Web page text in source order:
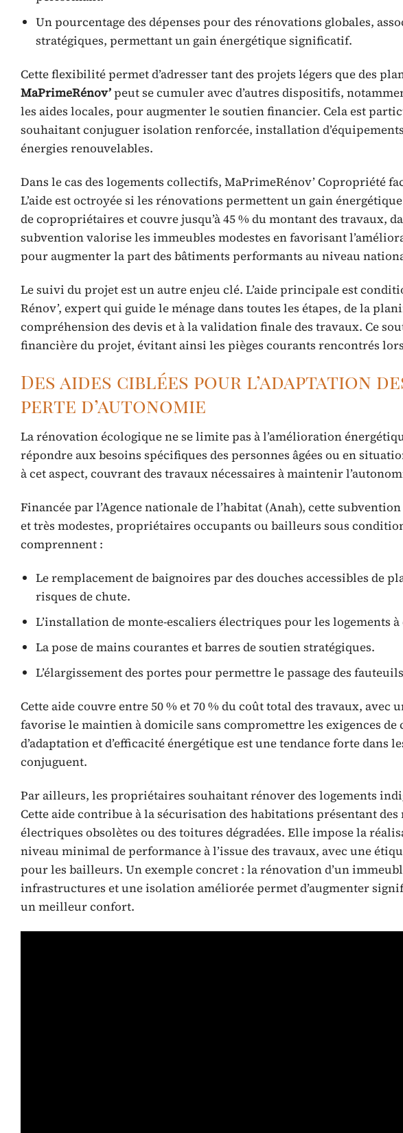
Un pourcentage des dépenses pour des rénovations globales,
stratégiques, permettant un gain énergétique significatif.
Cette flexibilité permet d’adresser tant des projets légers que des
MaPrimeRénov’peut se cumuler avec d’autres dispositifs,
les aides locales, pour augmenter le soutien financier. Cela est
souhaitant conjuguer isolation renforcée, installation
énergies renouvelables.
Dans le cas des logements collectifs, MaPrimeRénov’ Copropriété
L’aide est octroyée si les rénovations permettent un gain
de copropriétaires et couvre jusqu’à 45 % du montant des travaux,
subvention valorise les immeubles modestes en favorisant
pour augmenter la part des bâtiments performants au niveau
Le suivi du projet est un autre enjeu clé. L’aide principale est
Rénov’, expert qui guide le ménage dans toutes les étapes, de la
compréhension des devis et à la validation finale des travaux. Ce
financière du projet, évitant ainsi les pièges courants rencontrés
Des aides ciblées pour l’adaptation
perte d’autonomie
La rénovation écologique ne se limite pas à l’amélioration
répondre aux besoins spécifiques des personnes âgées ou en
à cet aspect, couvrant des travaux nécessaires à maintenir
Financée par l’Agence nationale de l’habitat (Anah), cette
et très modestes, propriétaires occupants ou bailleurs sous
comprennent :
Le remplacement de baignoires par des douches accessibles de
risques de chute.
L’installation de monte-escaliers électriques pour les logements à
La pose de mains courantes et barres de soutien stratégiques.
L’élargissement des portes pour permettre le passage des
Cette aide couvre entre 50 % et 70 % du coût total des travaux,
favorise le maintien à domicile sans compromettre les exigences
d’adaptation et d’efficacité énergétique est une tendance forte dans
conjuguent.
Par ailleurs, les propriétaires souhaitant rénover des logements
Cette aide contribue à la sécurisation des habitations présentant
électriques obsolètes ou des toitures dégradées. Elle impose la
niveau minimal de performance à l’issue des travaux, avec une
pour les bailleurs. Un exemple concret : la rénovation d’un
infrastructures et une isolation améliorée permet d’augmenter
un meilleur confort.